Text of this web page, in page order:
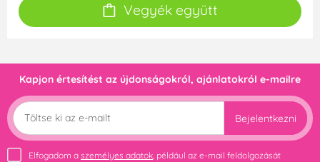
Vegyék együtt
Kapjon értesítést az újdonságokról, ajánlatokról e-mailre
Bejelentkezni
Elfogadom a személyes adatok, például az e-mail feldolgozását